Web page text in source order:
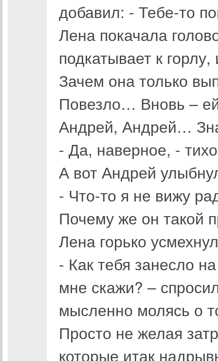
добавил: - Тебе-то
Лена покачала
подкатывает к
Зачем она только
Повезло… Вновь –
Андрей, Андрей…
- Да, наверное, -
А вот Андрей
- Что-то я не вижу
Почему же он такой
Лена горько
- Как тебя занесло
мне скажи? –
мысленно молясь о
Просто не желая
которые итак